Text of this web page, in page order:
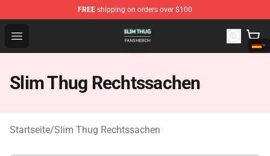
FREE shipping on orders over $100
Open menu
Slim Thug Shop - Official Slim Thug Merchandise Store
Slim Thug Rechtssachen
Startseite/Slim Thug Rechtssachen